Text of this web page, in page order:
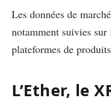
Les données de
notamment suivies sur
plateformes de
L’Ether, le